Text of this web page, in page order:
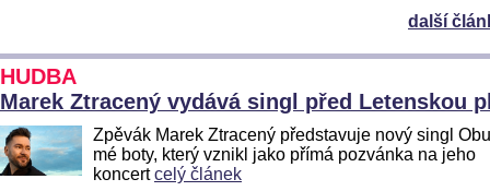
další
HUDBA
Marek Ztracený vydává singl před Letenskou
Zpěvák Marek Ztracený představuje nový singl
mé boty, který vznikl jako přímá pozvánka na jeho
koncertcelý článek